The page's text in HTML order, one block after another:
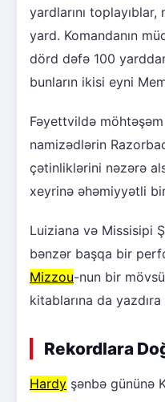
yardlarını
yard. Komandanın
dörd dəfə 100
bunların ikisi eyni
Fəyettvildə
namizədlərin
çətinliklərini nəzərə
xeyrinə əhəmiyyətli
Luiziana və Missisipi
bənzər başqa bir
Mizzou-nun bir
kitablarına da yazdıra
Rekordlara
Hardy şənbə gününə